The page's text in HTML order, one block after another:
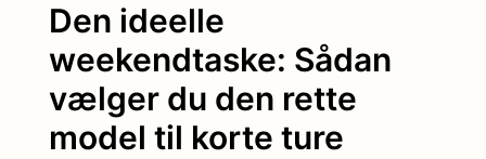
Den ideelle
weekendtaske: Sådan
vælger du den rette
model til korte ture